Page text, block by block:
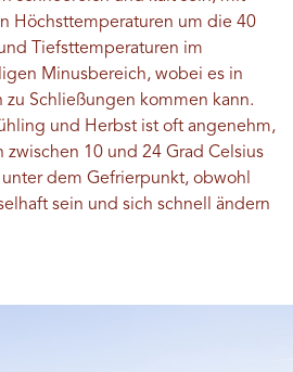
Höchsttemperaturen um die 40
Tiefsttemperaturen im
Minusbereich, wobei es in
Schließungen kommen kann.
und Herbst ist oft angenehm,
zwischen 10 und 24 Grad Celsius
dem Gefrierpunkt, obwohl
sein und sich schnell ändern